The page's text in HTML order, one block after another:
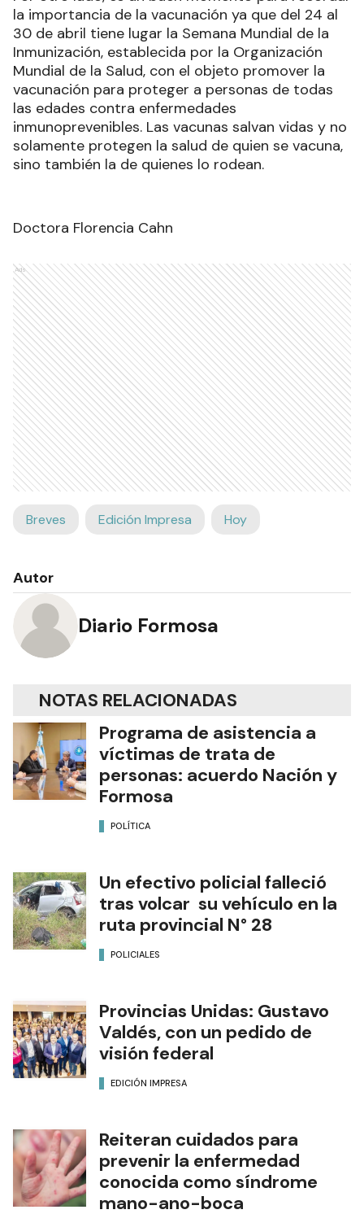
la cepa circulante.
Según la Organización Mundial de la Salud (OMS),
en el mundo se registran por año cerca de 1.000
millones de casos de gripe y entre 290.000 y
650.000 personas fallecen por causas
respiratorias relacionadas con esta enfermedad.
Por otro lado, es un buen momento para recordar
la importancia de la vacunación ya que del 24 al
Mundial de la Salud, con el objeto promover la
vacunación para proteger a personas de todas
inmunoprevenibles. Las vacunas salvan vidas y no
solamente protegen la salud de quien se vacuna,
sino también la de quienes lo rodean.
Doctora Florencia Cahn
Ads
Autor
Diario Formosa
Programa de asistencia a
víctimas de trata de
personas: acuerdo Nación y
Formosa
Un efectivo policial falleció
tras volcar su vehículo en la
ruta provincial N° 28
Provincias Unidas: Gustavo
Valdés, con un pedido de
visión federal